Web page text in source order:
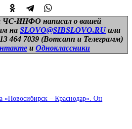
ЧС-ИНФО написал о вашей
на SLOVO@SIBSLOVO.RU или
464 7039 (Вотсапп и Телеграмм)
и Одноклассники
«Новосибирск – Краснодар». Он